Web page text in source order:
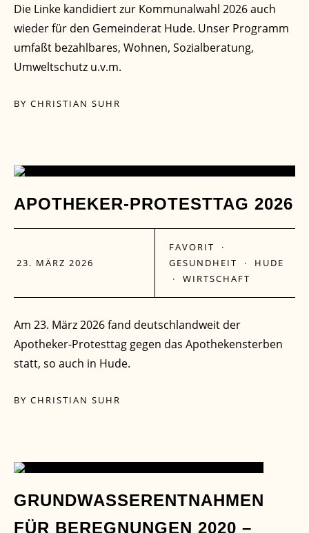
Die Linke kandidiert zur Kommunalwahl 2026 auch
wieder für den Gemeinderat Hude. Unser Programm
umfaßt bezahlbares, Wohnen, Sozialberatung,
Umweltschutz u.v.m.
BY CHRISTIAN SUHR
23
MÄRZ
APOTHEKER-PROTESTTAG 2026
23. MÄRZ 2026
FAVORIT ·
GESUNDHEIT · HUDE
· WIRTSCHAFT
Am 23. März 2026 fand deutschlandweit der
Apotheker-Protesttag gegen das Apothekensterben
statt, so auch in Hude.
BY CHRISTIAN SUHR
27
GRUNDWASSERENTNAHMEN
FÜR BEREGNUNGEN 2020 –